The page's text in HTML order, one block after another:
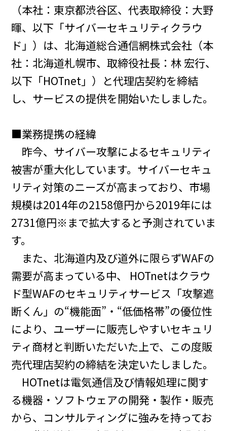
（本社：東京都渋谷区、代表取締役：大野
暉、以下「サイバーセキュリティクラウ
ド」）は、北海道総合通信網株式会社（本
社：北海道札幌市、取締役社長：林 宏行、
以下「HOTnet」）と代理店契約を締結
し、サービスの提供を開始いたしました。
■業務提携の経緯
昨今、サイバー攻撃によるセキュリティ
被害が重大化しています。サイバーセキュ
リティ対策のニーズが高まっており、市場
規模は2014年の2158億円から2019年には
2731億円※まで拡大すると予測されていま
す。
また、北海道内及び道外に限らずWAFの
需要が高まっている中、 HOTnetはクラウ
ド型WAFのセキュリティサービス「攻撃遮
断くん」の“機能面”・“低価格帯”の優位性
により、ユーザーに販売しやすいセキュリ
ティ商材と判断いただいた上で、この度販
売代理店契約の締結を決定いたしました。
HOTnetは電気通信及び情報処理に関す
る機器・ソフトウェアの開発・製作・販売
から、コンサルティングに強みを持ってお